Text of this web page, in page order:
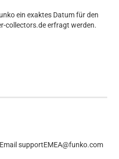
ein exaktes Datum für den
collectors.de erfragt werden.
supportEMEA@funko.com